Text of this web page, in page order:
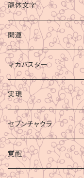
龍体文字
開運
マカバスター
実現
セブンチャクラ
覚醒